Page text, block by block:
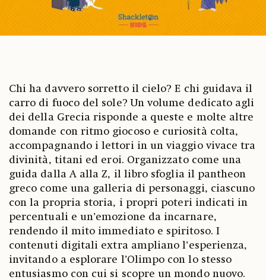
Chi ha davvero sorretto il cielo? E chi guidava il
carro di fuoco del sole? Un volume dedicato agli
dei della Grecia risponde a queste e molte altre
domande con ritmo giocoso e curiosità colta,
accompagnando i lettori in un viaggio vivace tra
divinità, titani ed eroi. Organizzato come una
guida dalla A alla Z, il libro sfoglia il pantheon
greco come una galleria di personaggi, ciascuno
con la propria storia, i propri poteri indicati in
percentuali e un’emozione da incarnare,
rendendo il mito immediato e spiritoso. I
contenuti digitali extra ampliano l’esperienza,
invitando a esplorare l’Olimpo con lo stesso
entusiasmo con cui si scopre un mondo nuovo.